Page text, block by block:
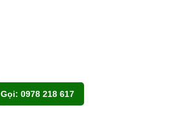
Gọi: 0978 218 617